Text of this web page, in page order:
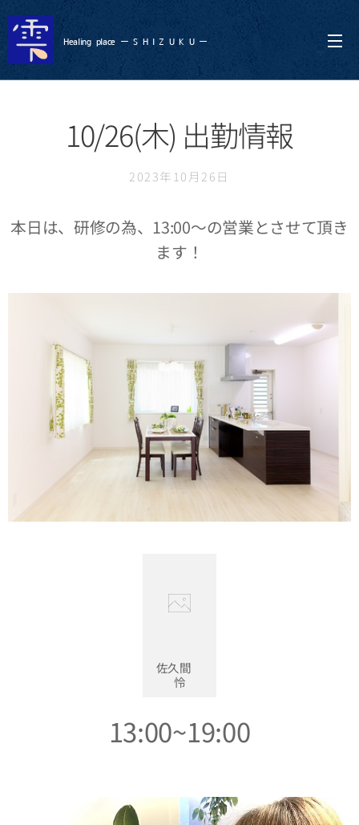
Healing place ー S H I Z U K U ー
10/26(木) 出勤情報
2023年10月26日
本日は、研修の為、13:00〜の営業とさせて頂き
ます！
佐久間
怜
13:00~19:00